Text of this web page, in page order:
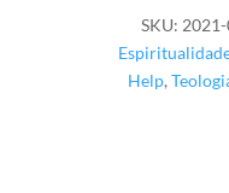
SKU:
Help,